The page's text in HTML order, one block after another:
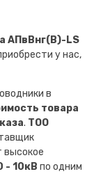
АПвВнг(B)-LS
у нас,
в
товара
. ТОО
высокое
- 10кВ по одним